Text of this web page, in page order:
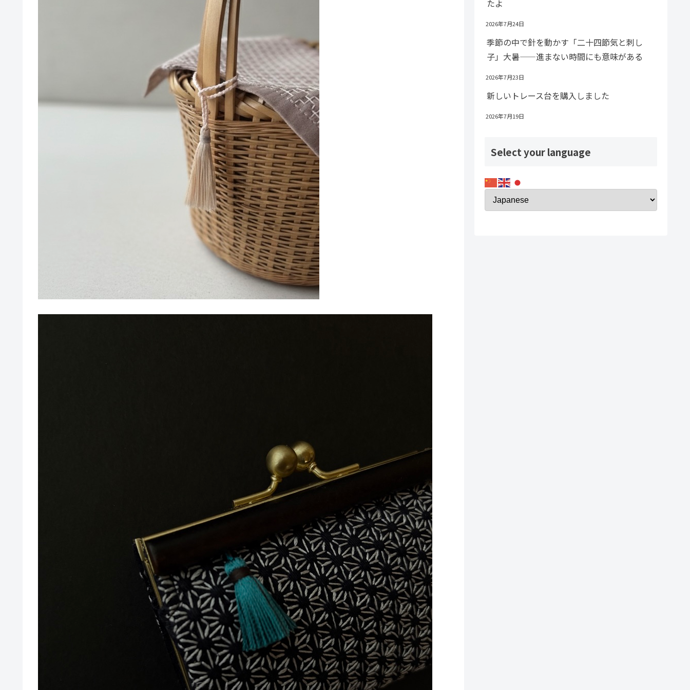
たよ
2026年7月24日
季節の中で針を動かす「二十四節気と刺し
子」大暑——進まない時間にも意味がある
2026年7月23日
新しいトレース台を購入しました
2026年7月19日
Select your language